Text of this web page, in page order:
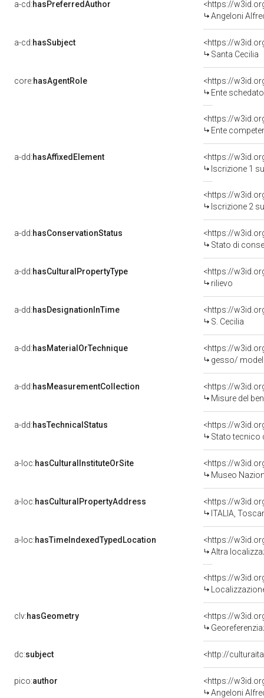
a-cd:hasPreferredAuthor
<https://
Angeloni
a-cd:hasSubject
<https://
Santa Cecilia
core:hasAgentRole
<https://
Ente schedatore del bene
<https://
Ente
a-dd:hasAffixedElement
<https://
Iscrizione 1
<https://
Iscrizione 2
a-dd:hasConservationStatus
<https://
Stato di
a-dd:hasCulturalPropertyType
<https://
rilievo
a-dd:hasDesignationInTime
<https://
S. Cecilia
a-dd:hasMaterialOrTechnique
<https://
gesso/
a-dd:hasMeasurementCollection
<https://
Misure del
a-dd:hasTechnicalStatus
<https://
Stato tecnico
a-loc:hasCulturalInstituteOrSite
<https://
Museo
a-loc:hasCulturalPropertyAddress
<https://
ITALIA,
a-loc:hasTimeIndexedTypedLocation
<https://
Altra
<https://
clv:hasGeometry
<https://
dc:subject <http://
pico:author
<https://
Angeloni